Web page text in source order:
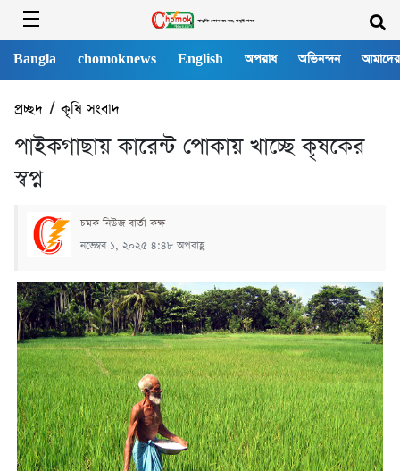
Bangla chomoknews English অপরাধ অভিনন্দন
প্রচ্ছদ/কৃষি সংবাদ
পাইকগাছায় কারেন্ট পোকায় খাচ্ছে কৃষকের
স্বপ্ন
চমক নিউজ বার্তা কক্ষ
নভেম্বর ১, ২০২৫ ৪:৪৮ অপরাহ্ণ